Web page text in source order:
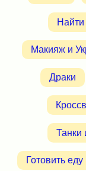
Найти
Макияж и
Драки
Танки
Готовить еду